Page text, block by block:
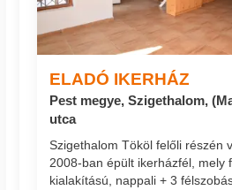
ELADÓ IKERHÁZ
Pest megye, Szigethalom,
utca
Szigethalom Tököl felőli részén
2008-ban épült ikerházfél, mely
kialakítású, nappali + 3